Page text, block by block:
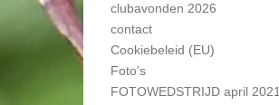
clubavonden 2026
contact
Cookiebeleid (EU)
Foto’s
FOTOWEDSTRIJD april 2021